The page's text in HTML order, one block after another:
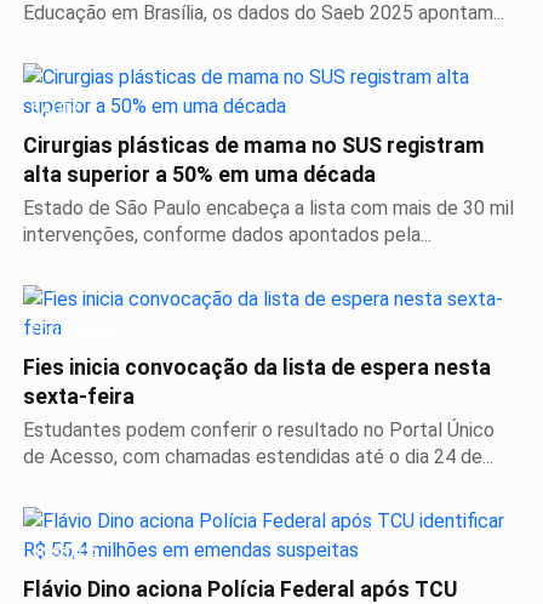
Educação em Brasília, os dados do Saeb 2025 apontam...
SAÚDE
Cirurgias plásticas de mama no SUS registram
alta superior a 50% em uma década
Estado de São Paulo encabeça a lista com mais de 30 mil
intervenções, conforme dados apontados pela...
EDUCAÇÃO
Fies inicia convocação da lista de espera nesta
sexta-feira
Estudantes podem conferir o resultado no Portal Único
de Acesso, com chamadas estendidas até o dia 24 de...
JUSTIÇA
Flávio Dino aciona Polícia Federal após TCU